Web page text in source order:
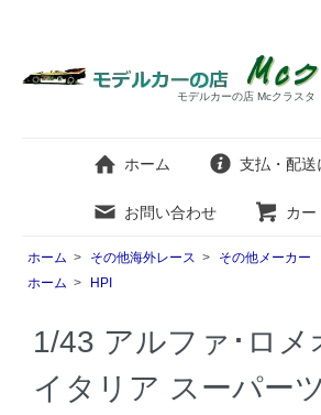
モデルカーの店 Mcクラスタ
ホーム 支払・配送
お問い合わせ カー
ホーム > その他海外レース >
その他メーカー
ホーム > HPI
1/43 アルファ･ロメ
イタリア スーパー